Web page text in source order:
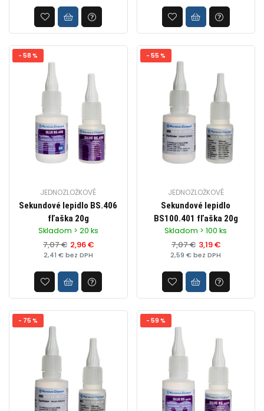
- 58 %
JEDNOZLOŽKOVÉ
Sekundové lepidlo BS.406
fľaška 20g
Skladom > 20 ks
7,07 € 2,96 €
2,41 € bez DPH
- 55 %
JEDNOZLOŽKOVÉ
Sekundové lepidlo
BS100.401 fľaška 20g
Skladom > 100 ks
7,07 € 3,19 €
2,59 € bez DPH
- 75 % - 59 %